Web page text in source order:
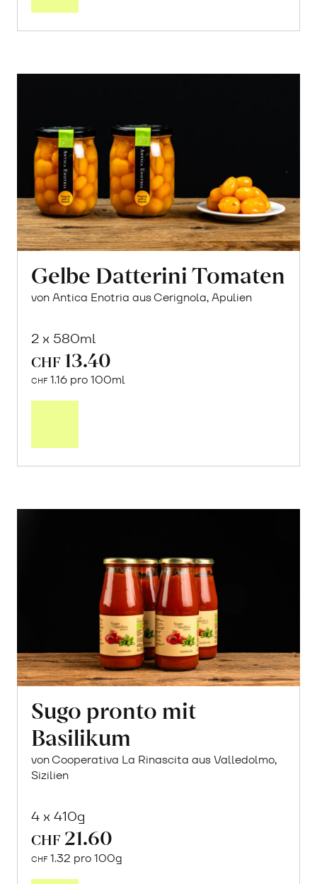
Gelbe Datterini Tomaten
von Antica Enotria aus Cerignola, Apulien
2 x 580ml
CHF 13.40
CHF 1.16 pro 100ml
Sugo pronto mit
Basilikum
von Cooperativa La Rinascita aus Valledolmo,
Sizilien
4 x 410g
CHF 21.60
CHF 1.32 pro 100g